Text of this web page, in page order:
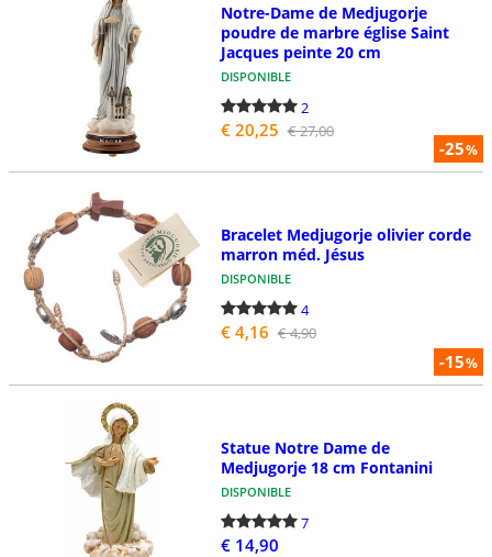
-25%
Notre-Dame de Medjugorje
poudre de marbre église Saint
Jacques peinte 20 cm
DISPONIBLE
2
€ 20,25 € 27,00
-15%
Bracelet Medjugorje olivier corde
marron méd. Jésus
DISPONIBLE
4
€ 4,16 € 4,90
Statue Notre Dame de
Medjugorje 18 cm Fontanini
DISPONIBLE
7
€ 14,90